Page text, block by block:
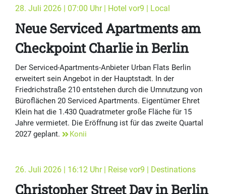
28. Juli 2026 | 07:00 Uhr | Hotel vor9 | Local
Neue Serviced Apartments am
Checkpoint Charlie in Berlin
Der Serviced-Apartments-Anbieter Urban Flats Berlin
erweitert sein Angebot in der Hauptstadt. In der
Friedrichstraße 210 entstehen durch die Umnutzung von
Büroflächen 20 Serviced Apartments. Eigentümer Ehret
Klein hat die 1.430 Quadratmeter große Fläche für 15
Jahre vermietet. Die Eröffnung ist für das zweite Quartal
2027 geplant.
Konii
26. Juli 2026 | 16:12 Uhr | Reise vor9 | Destinations
Christopher Street Day in Berlin